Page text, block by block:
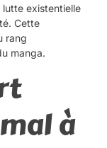
lutte existentielle
Cette
rang
manga.
à